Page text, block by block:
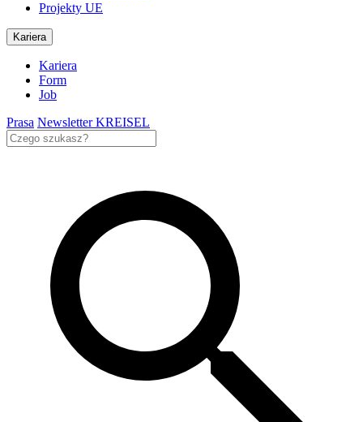
Projekty UE
Kariera
Kariera
Form
Job
Prasa Newsletter KREISEL